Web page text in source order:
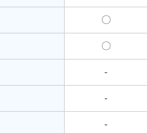
〇
〇
-
-
-